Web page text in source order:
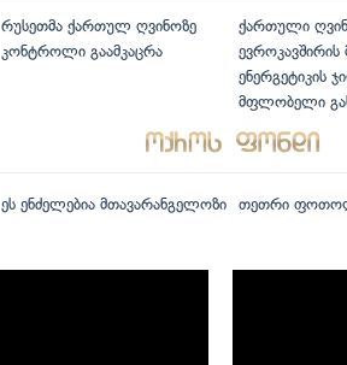
რუსეთმა ქართულ ღვინოზე
კონტროლი გაამკაცრა
ქართული
ენერგეტიკის
მფლობელი
ეს ენძელებია მთავარანგელოზი თეთრი